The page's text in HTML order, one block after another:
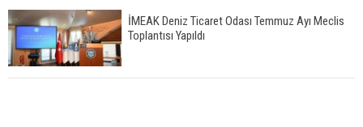
İMEAK Deniz Ticaret Odası Temmuz Ayı Meclis
Toplantısı Yapıldı